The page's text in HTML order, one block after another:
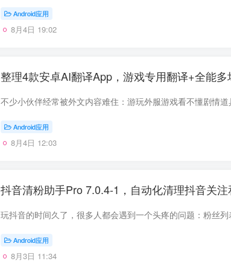
Android应用
8月4日 19:02
整理4款安卓AI翻译App，游戏专用翻译+全能多
Android应用
8月4日 12:03
抖音清粉助手Pro 7.0.4-1，自动化清理抖音关注
Android应用
8月3日 11:34